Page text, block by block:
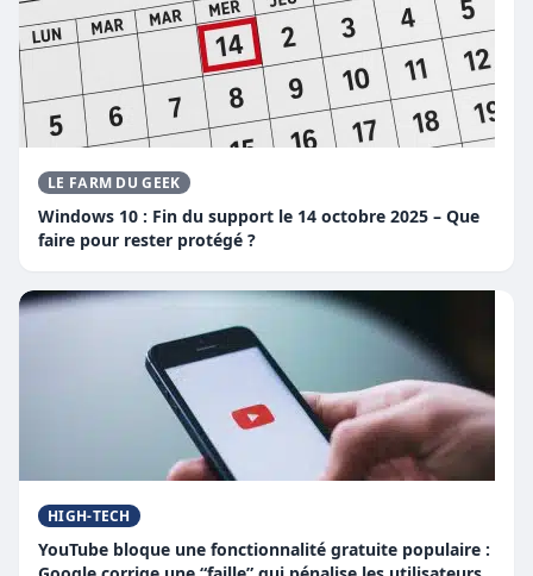
LE FARM DU GEEK
Windows 10 : Fin du support le 14 octobre 2025 – Que
faire pour rester protégé ?
HIGH-TECH
YouTube bloque une fonctionnalité gratuite populaire :